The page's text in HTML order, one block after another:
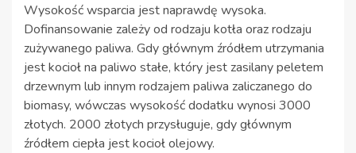
Wysokość wsparcia jest naprawdę wysoka.
Dofinansowanie zależy od rodzaju kotła oraz rodzaju
zużywanego paliwa. Gdy głównym źródłem utrzymania
jest kocioł na paliwo stałe, który jest zasilany peletem
drzewnym lub innym rodzajem paliwa zaliczanego do
biomasy, wówczas wysokość dodatku wynosi 3000
złotych. 2000 złotych przysługuje, gdy głównym
źródłem ciepła jest kocioł olejowy.